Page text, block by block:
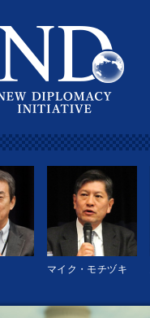
マイク・モチヅキ